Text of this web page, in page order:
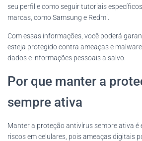
seu perfil e como seguir tutoriais
marcas, como Samsung e Redmi.
Com essas informações, você poderá
esteja protegido contra ameaças e
dados e informações pessoais a salvo.
Por que manter a
sempre ativa
Manter a proteção antivírus sempre ativa é
riscos em celulares, pois ameaças digitais